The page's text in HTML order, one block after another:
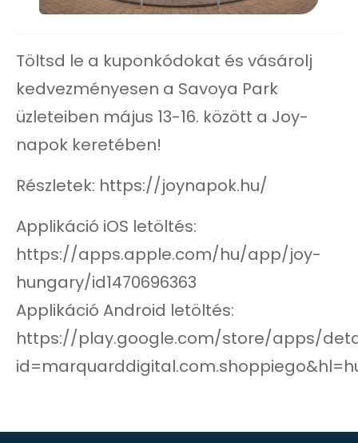
Töltsd le a kuponkódokat és vásárolj
kedvezményesen a Savoya Park
üzleteiben május 13-16. között a Joy-
napok keretében!
Részletek: https://joynapok.hu/
Applikáció iOS letöltés:
https://apps.apple.com/hu/app/joy-
hungary/id1470696363
Applikáció Android letöltés:
https://play.google.com/store/apps/